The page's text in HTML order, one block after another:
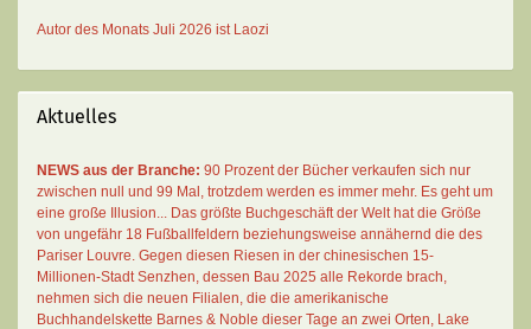
Autor des Monats Juli 2026 ist Laozi
Aktuelles
NEWS aus der Branche: 90 Prozent der Bücher verkaufen sich nur
zwischen null und 99 Mal , trotzdem werden es immer mehr. Es geht um
eine große Illusion... Das größte Buchgeschäft der Welt hat die Größe
von ungefähr 18 Fußballfeldern beziehungsweise annähernd die des
Pariser Louvre. Gegen diesen Riesen in der chinesischen 15-
Millionen-Stadt Senzhen, dessen Bau 2025 alle Rekorde brach,
nehmen sich die neuen Filialen, die die amerikanische
Buchhandelskette Barnes & Noble dieser Tage an zwei Orten, Lake